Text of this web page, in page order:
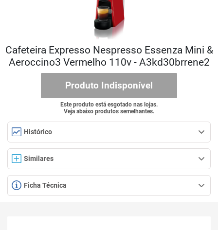
Cafeteira Expresso Nespresso Essenza Mini &
Aeroccino3 Vermelho 110v - A3kd30brrene2
Produto Indisponível
Este produto está esgotado nas lojas.
Veja abaixo produtos semelhantes.
Histórico
Similares
Ficha Técnica